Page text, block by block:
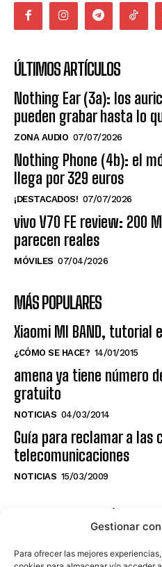
Gestionar
Para ofrecer las mejores
ÚLTIMOS ARTÍCULOS
Nothing Ear (3a): los
pueden grabar hasta lo
ZONA AUDIO 07/07/2026
Nothing Phone (4b): el
llega por 329 euros
¡DESTACADOS! 07/07/2026
vivo V70 FE review: 200
parecen reales
MÓVILES 07/04/2026
MÁS POPULARES
Xiaomi MI BAND, tutorial
¿CÓMO SE HACE? 14/01/2015
amena ya tiene número
gratuito
NOTICIAS 04/03/2014
Guía para reclamar a las
telecomunicaciones
NOTICIAS 15/03/2009
NO TE PIERDAS LO ÚLTIMO